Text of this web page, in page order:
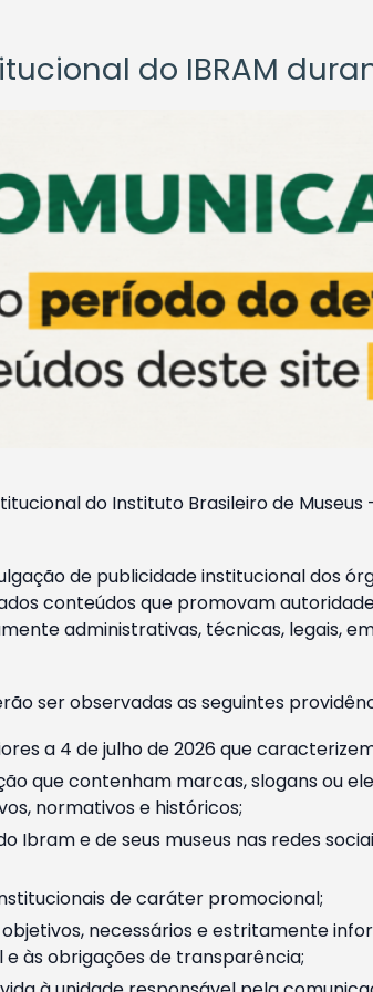
do IBRAM
do Instituto Brasileiro de
de publicidade institucional dos
conteúdos que promovam
administrativas, técnicas, legais,
ser observadas as seguintes
a 4 de julho de 2026 que
que contenham marcas, slogans ou
normativos e históricos;
e de seus museus nas redes
de caráter promocional;
necessários e estritamente
às obrigações de transparência;